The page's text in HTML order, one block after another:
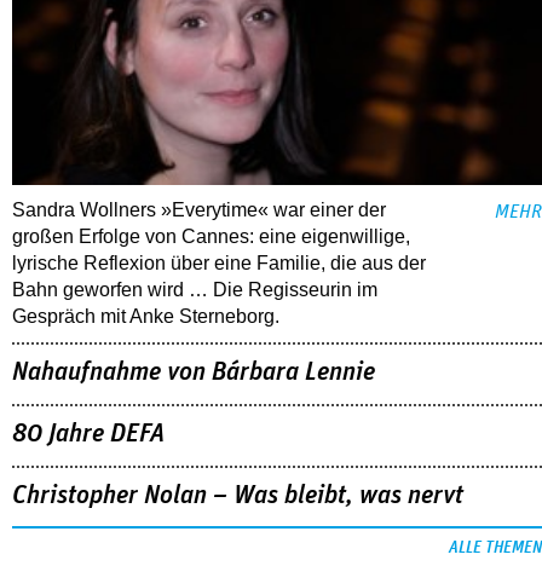
Sandra Wollners »Everytime« war einer der
großen Erfolge von Cannes: eine eigenwillige,
lyrische Reflexion über eine ­Familie, die aus der
Bahn geworfen wird … Die Regisseurin im
Gespräch mit Anke Sterneborg.
MEHR
Nahaufnahme von Bárbara Lennie
80 Jahre DEFA
Christopher Nolan – Was bleibt, was nervt
ALLE THEMEN